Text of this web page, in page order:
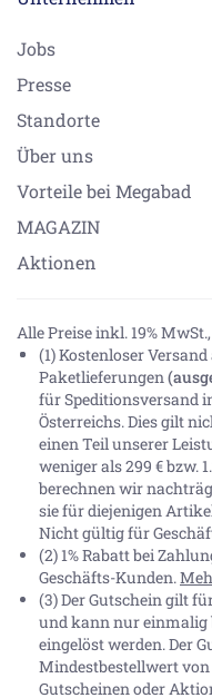
Jobs
Presse
Standorte
Über uns
Vorteile bei Megabad
MAGAZIN
Aktionen
Alle Preise inkl. 19% MwSt.,
(1) Kostenloser
Paketlieferungen
für Speditionsversand
Österreichs. Dies gilt
einen Teil unserer
weniger als 299 € bzw.
berechnen wir
sie für diejenigen
Nicht gültig für
(2) 1% Rabatt bei
Geschäfts-Kunden.
(3) Der Gutschein gilt
und kann nur einmalig
eingelöst werden. Der
Mindestbestellwert von
Gutscheinen oder